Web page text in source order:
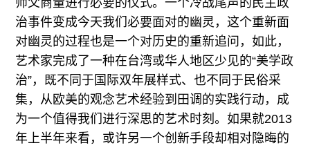
师父商量进行必要的仪式。一个冷战尾声的民主政
治事件变成今天我们必要面对的幽灵，这个重新面
对幽灵的过程也是一个对历史的重新追问，如此，
艺术家完成了一种在台湾或华人地区少见的“美学政
治”，既不同于国际双年展样式、也不同于民俗采
集，从欧美的观念艺术经验到田调的实践行动，成
为一个值得我们进行深思的艺术时刻。如果就2013
年上半年来看，或许另一个创新手段却相对隐晦的